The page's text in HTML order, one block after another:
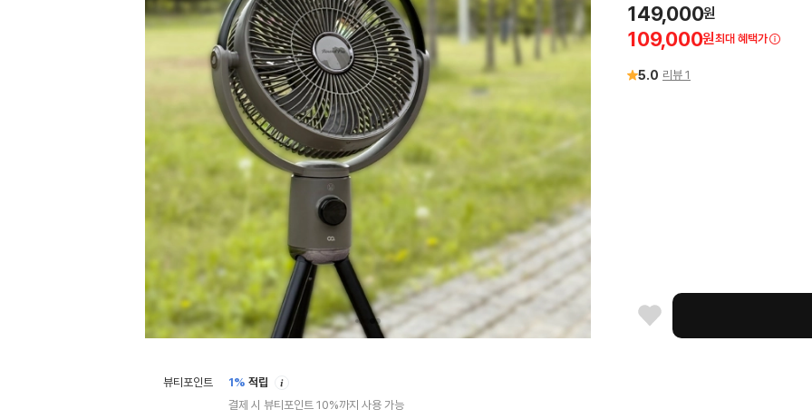
149,000원
109,000원최대 혜택가
5.0 리뷰 1
뷰티포인트 1% 적립
결제 시 뷰티포인트 10%까지 사용 가능